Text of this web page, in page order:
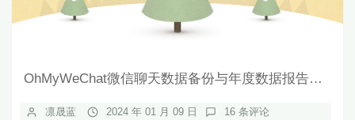
OhMyWeChat微信聊天数据备份与年度数据报告工具
凛晟蓝 2024 年 01 月 09 日 16 条评论